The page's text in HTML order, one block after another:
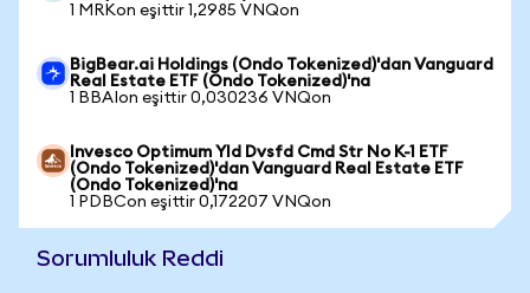
1 MRKon eşittir 1,2985 VNQon
BigBear.ai Holdings (Ondo Tokenized)'dan Vanguard
Real Estate ETF (Ondo Tokenized)'na
1 BBAIon eşittir 0,030236 VNQon
Invesco Optimum Yld Dvsfd Cmd Str No K-1 ETF
(Ondo Tokenized)'dan Vanguard Real Estate ETF
(Ondo Tokenized)'na
1 PDBCon eşittir 0,172207 VNQon
Sorumluluk Reddi